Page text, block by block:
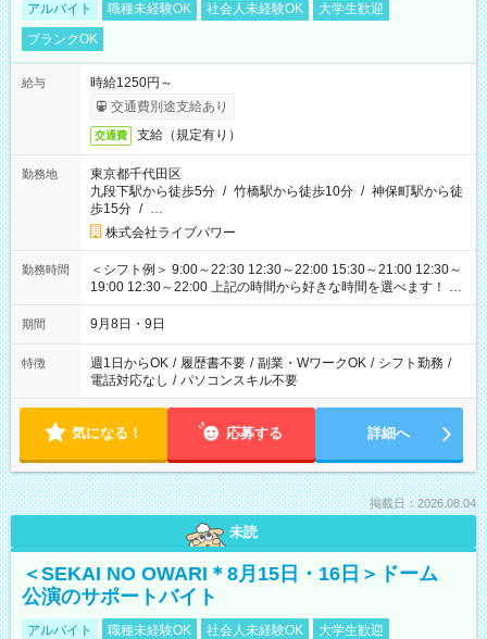
アルバイト 職種未経験OK 社会人未経験OK
大学生歓迎
ブランクOK
給与
時給1250円～
交通費別途支給あり
交通費 支給（規定有り）
勤務地
東京都千代田区
九段下駅から徒歩5分 / 竹橋駅から徒歩10分 / 神保町駅から徒
歩15分 / …
株式会社ライブパワー
勤務時間
＜シフト例＞ 9:00～22:30 12:30～22:00 15:30～21:00 12:30～
19:00 12:30～22:00 上記の時間から好きな時間を選べます！ ※
時間は変更となる可能性があります
期間 9月8日・9日
特徴 週1日からOK / 履歴書不要 / 副業・WワークOK / シフト勤務 /
電話対応なし / パソコンスキル不要
気になる！ 応募する 詳細へ
掲載日：2026.08.04
未読
＜SEKAI NO OWARI＊8月15日・16日＞ドーム
公演のサポートバイト
アルバイト 職種未経験OK 社会人未経験OK
大学生歓迎